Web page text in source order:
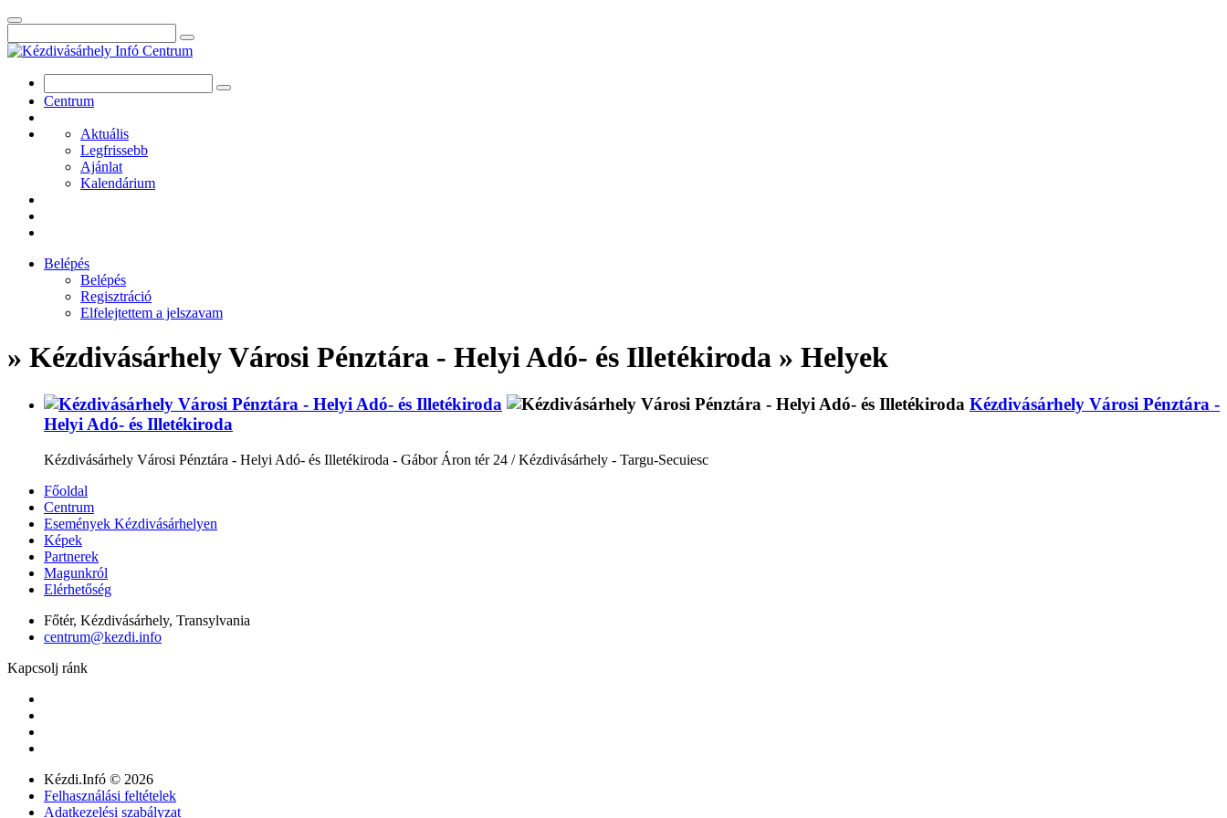
Centrum
Aktuális
Legfrissebb
Ajánlat
Kalendárium
Belépés
Belépés
Regisztráció
Elfelejtettem a jelszavam
» Kézdivásárhely Városi Pénztára - Helyi Adó- és Illetékiroda » Helyek
Kézdivásárhely Városi Pénztára -
Helyi Adó- és Illetékiroda
Kézdivásárhely Városi Pénztára - Helyi Adó- és Illetékiroda - Gábor Áron tér 24 / Kézdivásárhely - Targu-Secuiesc
Főoldal
Centrum
Események Kézdivásárhelyen
Képek
Partnerek
Magunkról
Elérhetőség
Főtér, Kézdivásárhely, Transylvania
centrum@kezdi.info
Kapcsolj ránk
Kézdi.Infó © 2026
Felhasználási feltételek
Adatkezelési szabályzat